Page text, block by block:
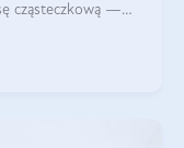
cząsteczkową —